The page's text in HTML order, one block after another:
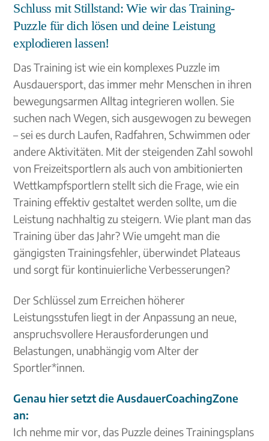
Schluss mit Stillstand: Wie wir das Training-
Puzzle für dich lösen und deine Leistung
explodieren lassen!
Das Training ist wie ein komplexes Puzzle im
Ausdauersport, das immer mehr Menschen in ihren
bewegungsarmen Alltag integrieren wollen. Sie
suchen nach Wegen, sich ausgewogen zu bewegen
– sei es durch Laufen, Radfahren, Schwimmen oder
andere Aktivitäten. Mit der steigenden Zahl sowohl
von Freizeitsportlern als auch von ambitionierten
Wettkampfsportlern stellt sich die Frage, wie ein
Training effektiv gestaltet werden sollte, um die
Leistung nachhaltig zu steigern. Wie plant man das
Training über das Jahr? Wie umgeht man die
gängigsten Trainingsfehler, überwindet Plateaus
und sorgt für kontinuierliche Verbesserungen?
Der Schlüssel zum Erreichen höherer
Leistungsstufen liegt in der Anpassung an neue,
anspruchsvollere Herausforderungen und
Belastungen, unabhängig vom Alter der
Sportler*innen.
Genau hier setzt die AusdauerCoachingZone
an:
Ich nehme mir vor, das Puzzle deines Trainingsplans